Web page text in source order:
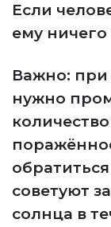
Если
ему ничего
Важно: при
нужно
советуют
солнца в